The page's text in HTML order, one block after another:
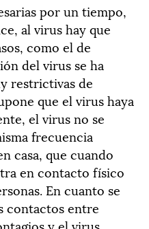
por un tiempo,
al virus hay que
como el de
del virus se ha
restrictivas de
que el virus haya
el virus no se
frecuencia
casa, que cuando
en contacto físico
En cuanto se
contactos entre
y el virus